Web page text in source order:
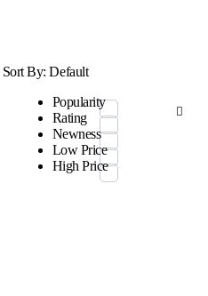
Sort By:Default
Popularity
Rating
Newness
Low Price
High Price